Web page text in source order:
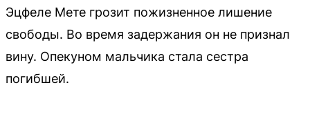
Эцфеле Мете грозит пожизненное лишение
свободы. Во время задержания он не признал
вину. Опекуном мальчика стала сестра
погибшей.